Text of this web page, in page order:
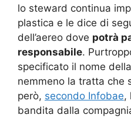
lo steward continua
plastica e le dice di
dell’aereo dove potrà
responsabile.
specificato il nome
nemmeno la tratta che
però, secondo Infobae,
bandita dalla